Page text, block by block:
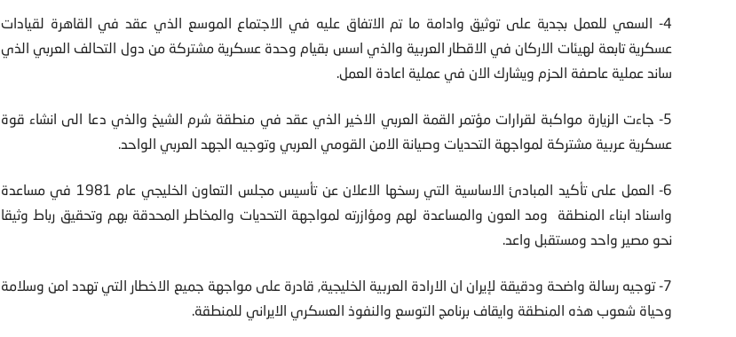
4- السعي للعمل بجدية على توثيق وادامة ما تم الاتفاق عليه في الاجتماع الموسع الذي عقد في القاهرة لقيادات
عسكرية تابعة لهيئات الاركان في الاقطار العربية والذي اسس بقيام وحدة عسكرية مشتركة من دول التحالف العربي الذي
ساند عملية عاصفة الحزم ويشارك الان في عملية اعادة العمل.
5- جاءت الزيارة مواكبة لقرارات مؤتمر القمة العربي الاخير الذي عقد في منطقة شرم الشيخ والذي دعا الى انشاء قوة
عسكرية عربية مشتركة لمواجهة التحديات وصيانة الامن القومي العربي وتوجيه الجهد العربي الواحد.
6- العمل على تأكيد المبادئ الاساسية التي رسخها الاعلان عن تأسيس مجلس التعاون الخليجي عام 1981 في مساعدة
واسناد ابناء المنطقة ومد العون والمساعدة لهم ومؤازرته لمواجهة التحديات والمخاطر المحدقة بهم وتحقيق رباط وثيقا
نحو مصير واحد ومستقبل واعد.
7- توجيه رسالة واضحة ودقيقة لإيران ان الارادة العربية الخليجية, قادرة على مواجهة جميع الاخطار التي تهدد امن وسلامة
وحياة شعوب هذه المنطقة وايقاف برنامج التوسع والنفوذ العسكري الايراني للمنطقة.